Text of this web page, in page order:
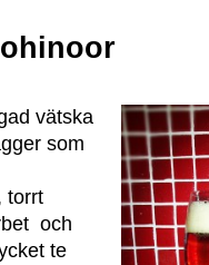
vätska
som
torrt
och
te